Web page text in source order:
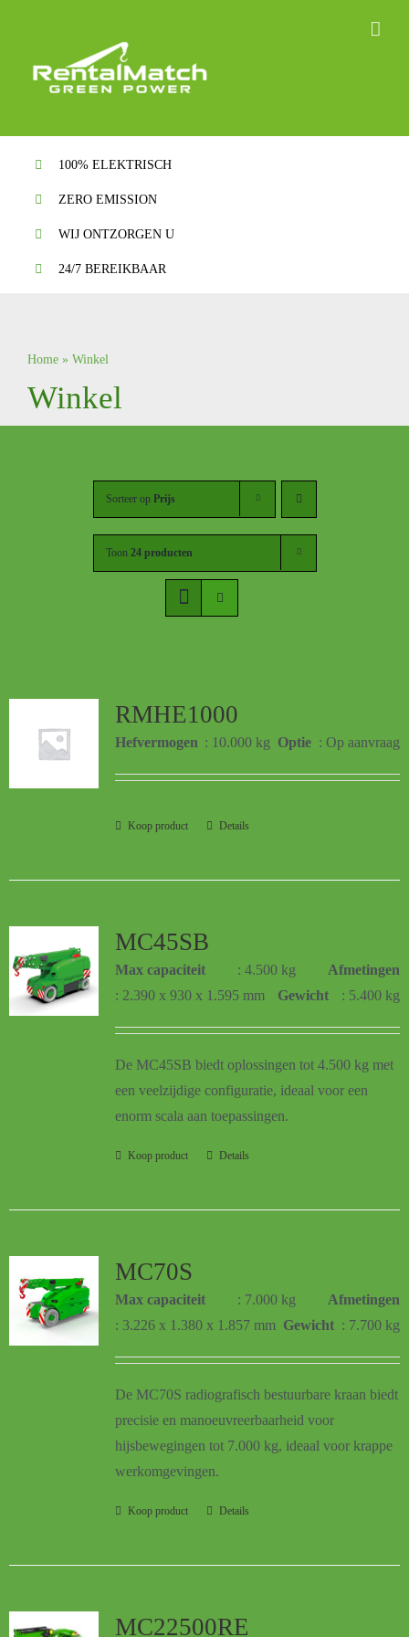
inhoud
100% ELEKTRISCH
ZERO EMISSION
WIJ ONTZORGEN U
24/7 BEREIKBAAR
Home» Winkel
Winkel
Sorteer op Prijs
Toon 24 producten
RMHE1000
Hefvermogen : 10.000 kg Optie : Op aanvraag
Koop product Details
MC45SB
Max capaciteit : 4.500 kg
Afmetingen
: 2.390 x 930 x 1.595 mm
Gewicht : 5.400 kg
De MC45SB biedt oplossingen tot 4.500 kg met
een veelzijdige configuratie, ideaal voor een
enorm scala aan toepassingen.
Koop product Details
MC70S
Max capaciteit : 7.000 kg
Afmetingen
: 3.226 x 1.380 x 1.857 mm Gewicht : 7.700 kg
De MC70S radiografisch bestuurbare kraan biedt
precisie en manoeuvreerbaarheid voor
hijsbewegingen tot 7.000 kg, ideaal voor krappe
werkomgevingen.
Koop product Details
MC22500RE